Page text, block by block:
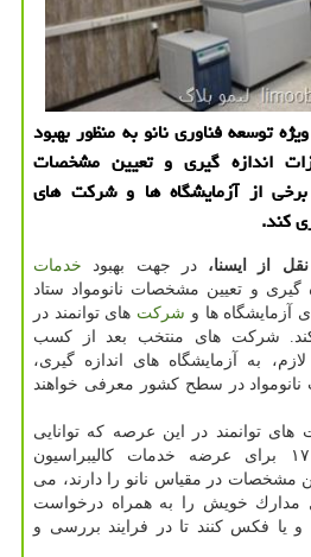
توسعه فناوری نانو به منظور بهبود
اندازه گیری و تعیین مشخصات
از آزمایشگاه ها و شركت های
كند.
از ایسنا،در جهت بهبود خدمات
گیری و تعیین مشخصات نانومواد ستاد
آزمایشگاه ها و شركت های توانمند در
شركت های منتخب بعد از كسب
به آزمایشگاه های اندازه گیری،
در سطح كشور معرفی خواهند
توانمند در این عرصه كه توانایی
دریافت گواهی نامه ۱۷۰۲۵ برای عرضه خدمات كالیبراسیون
مشخصات در مقیاس نانو را دارند، می
ماه امسال مدارك خویش را به همراه درخواست
و یا فكس كنند تا در فرایند بررسی و